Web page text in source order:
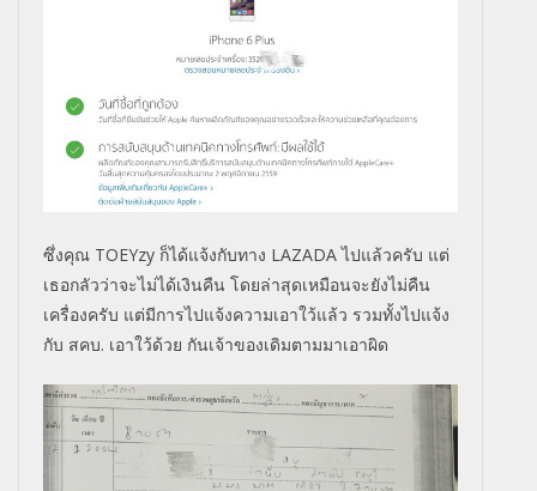
ซึ่งคุณ TOEYzy ก็ได้แจ้งกับทาง LAZADA ไปแล้วครับ แต่
เธอกลัวว่าจะไม่ได้เงินคืน โดยล่าสุดเหมือนจะยังไม่คืน
เครื่องครับ แต่มีการไปแจ้งความเอาใว้แล้ว รวมทั้งไปแจ้ง
กับ สคบ. เอาใว้ด้วย กันเจ้าของเดิมตามมาเอาผิด